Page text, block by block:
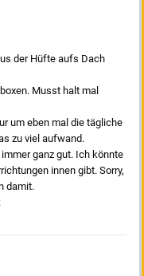
der Hüfte aufs Dach
Musst halt mal
um eben mal die tägliche
zu viel aufwand.
ganz gut. Ich könnte
innen gibt. Sorry,
damit.